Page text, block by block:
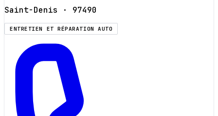
Saint-Denis · 97490
ENTRETIEN ET RÉPARATION AUTO